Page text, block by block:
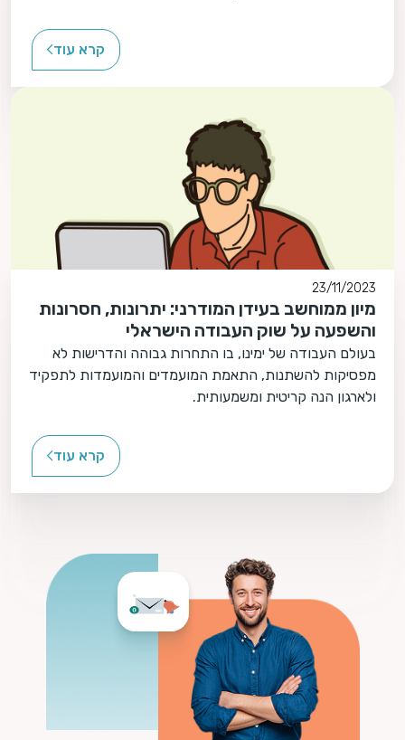
קרא עוד
23/11/2023
מיון ממוחשב בעידן המודרני: יתרונות, חסרונות
והשפעה על שוק העבודה הישראלי
בעולם העבודה של ימינו, בו התחרות גבוהה והדרישות לא
מפסיקות להשתנות, התאמת המועמדים והמועמדות לתפקיד
ולארגון הנה קריטית ומשמעותית.
קרא עוד